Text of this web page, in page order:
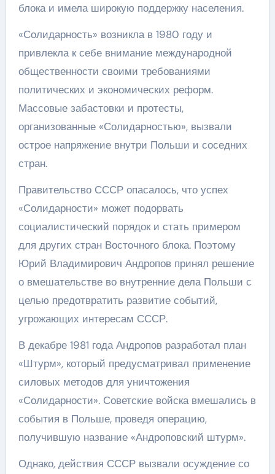
блока и имела широкую поддержку населения.
«Солидарность» возникла в 1980 году и
привлекла к себе внимание международной
общественности своими требованиями
политических и экономических реформ.
Массовые забастовки и протесты,
организованные «Солидарностью», вызвали
острое напряжение внутри Польши и соседних
стран.
Правительство СССР опасалось, что успех
«Солидарности» может подорвать
социалистический порядок и стать примером
для других стран Восточного блока. Поэтому
Юрий Владимирович Андропов принял решение
о вмешательстве во внутренние дела Польши с
целью предотвратить развитие событий,
угрожающих интересам СССР.
В декабре 1981 года Андропов разработал план
«Штурм», который предусматривал применение
силовых методов для уничтожения
«Солидарности». Советские войска вмешались в
события в Польше, проведя операцию,
получившую название «Андроповский штурм».
Однако, действия СССР вызвали осуждение со